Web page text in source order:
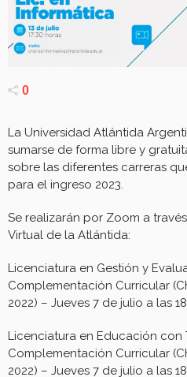
0
La Universidad Atlántida
sumarse de forma libre y
sobre las diferentes carreras
para el ingreso 2023.
Se realizarán por Zoom a
Virtual de la Atlántida:
Licenciatura en Gestión y
Complementación Curricular
2022) – Jueves 7 de julio a las
Licenciatura en Educación
Complementación Curricular
2022) – Jueves 7 de julio a las